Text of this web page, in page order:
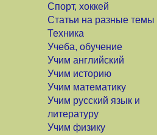
Спорт, хоккей
Статьи на разные темы
Техника
Учеба, обучение
Учим английский
Учим историю
Учим математику
Учим русский язык и
литературу
Учим физику